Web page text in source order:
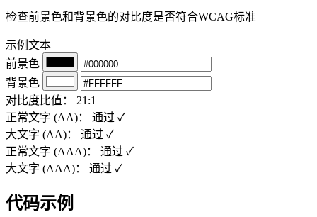
检查前景色和背景色的对比度是否符合WCAG标准
示例文本
前景色
背景色
对比度比值：
21:1
正常文字 (AA)：
通过 ✓
大文字 (AA)：
通过 ✓
正常文字 (AAA)：
通过 ✓
大文字 (AAA)：
通过 ✓
代码示例